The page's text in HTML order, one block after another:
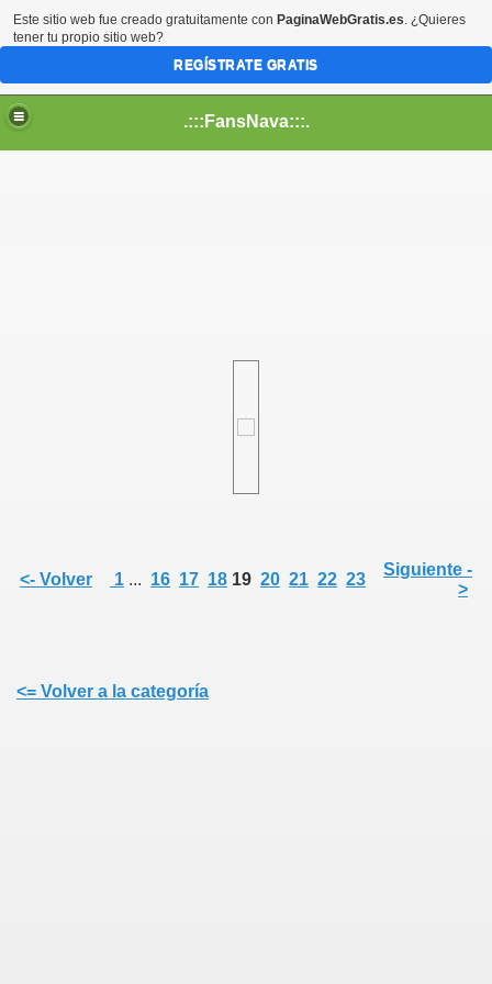
.:::FansNava:::.
<- Volver 1 ... 16 17 18 19 20 21 22 23
Siguiente -
>
<= Volver a la categoría
Este sitio web fue creado gratuitamente con PaginaWebGratis.es. ¿Quieres
tener tu propio sitio web?
REGÍSTRATE GRATIS